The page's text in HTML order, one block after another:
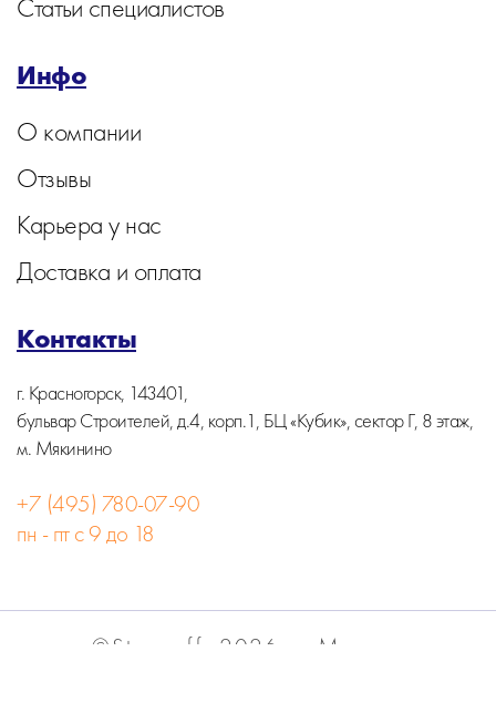
Статьи специалистов
Инфо
О компании
Отзывы
Карьера у нас
Доставка и оплата
Контакты
г. Красногорск, 143401,
бульвар Строителей, д.4, корп.1, БЦ «Кубик», сектор Г, 8 этаж,
м. Мякинино
+7 (495) 780-07-90
пн - пт с 9 до 18
©Stormoff, 2026, г. Москва